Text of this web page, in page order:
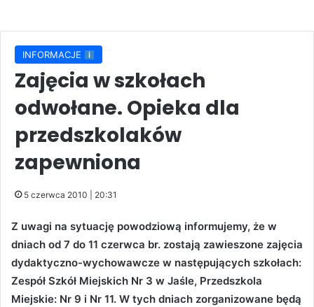
INFORMACJE
Zajęcia w szkołach
odwołane. Opieka dla
przedszkolaków
zapewniona
5 czerwca 2010 | 20:31
Z uwagi na sytuację powodziową informujemy, że w
dniach od 7 do 11 czerwca br. zostają zawieszone zajęcia
dydaktyczno-wychowawcze w następujących szkołach:
Zespół Szkół Miejskich Nr 3 w Jaśle, Przedszkola
Miejskie: Nr 9 i Nr 11. W tych dniach zorganizowane będą